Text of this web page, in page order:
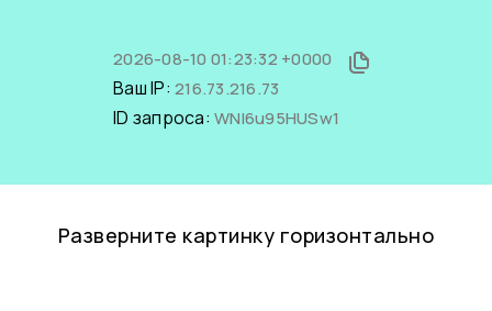
2026-08-10 01:23:32 +0000
Ваш IP: 216.73.216.73
ID запроса: WNI6u95HUSw1
Разверните картинку горизонтально